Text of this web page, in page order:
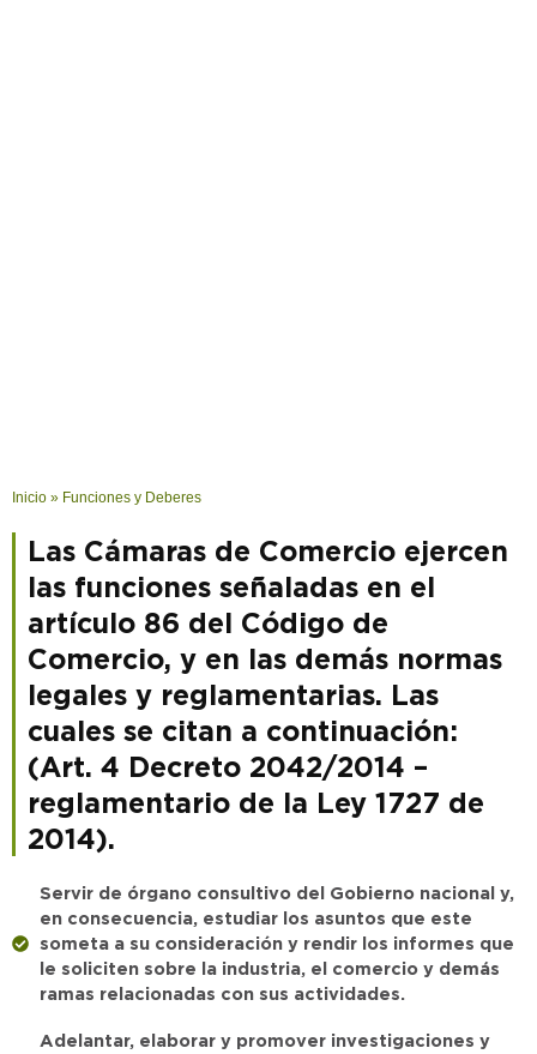
Inicio » Funciones y Deberes
Las Cámaras de Comercio ejercen
las funciones señaladas en el
artículo 86 del Código de
Comercio, y en las demás normas
legales y reglamentarias. Las
cuales se citan a continuación:
(Art. 4 Decreto 2042/2014 –
reglamentario de la Ley 1727 de
2014).
Servir de órgano consultivo del Gobierno nacional y,
en consecuencia, estudiar los asuntos que este
someta a su consideración y rendir los informes que
le soliciten sobre la industria, el comercio y demás
ramas relacionadas con sus actividades.
Adelantar, elaborar y promover investigaciones y